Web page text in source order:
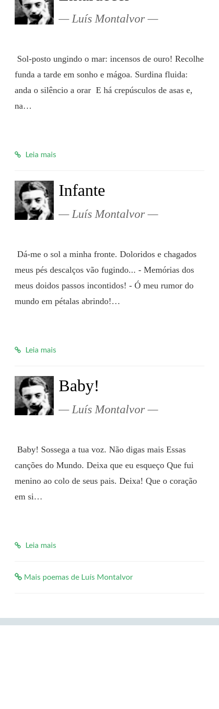
Luís Montalvor
funda a tarde em sonho e mágoa. Surdina fluida:
anda o silêncio a orar  E há crepúsculos de asas e,
na…
Leia mais
Infante
Luís Montalvor
meus pés descalços vão fugindo... - Memórias dos
meus doidos passos incontidos! - Ó meu rumor do
mundo em pétalas abrindo!…
Leia mais
Baby!
Luís Montalvor
canções do Mundo. Deixa que eu esqueço Que fui
menino ao colo de seus pais. Deixa! Que o coração
em si…
Leia mais
Mais poemas de Luís Montalvor